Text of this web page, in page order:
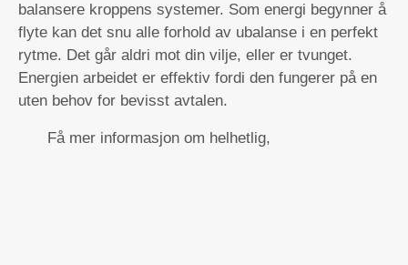
balansere kroppens systemer. Som energi begynner å
flyte kan det snu alle forhold av ubalanse i en perfekt
rytme. Det går aldri mot din vilje, eller er tvunget.
Energien arbeidet er effektiv fordi den fungerer på en
uten behov for bevisst avtalen.
Få mer informasjon om helhetlig,